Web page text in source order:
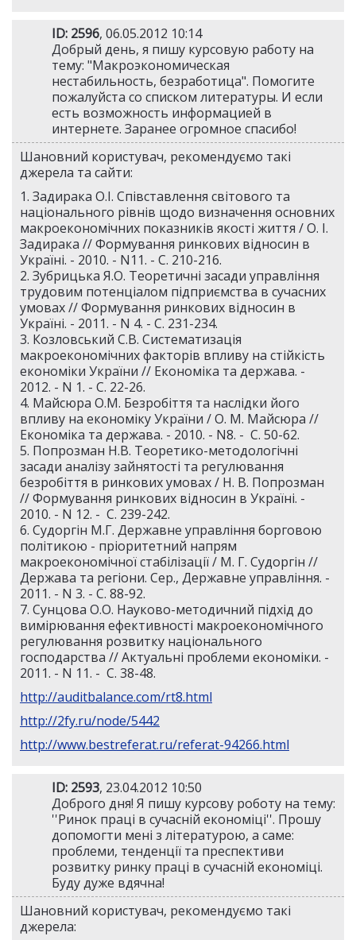
ID: 2596, 06.05.2012 10:14
Добрый день, я пишу курсовую работу на
тему: "Макроэкономическая
нестабильность, безработица". Помогите
пожалуйста со списком литературы. И если
есть возможность информацией в
интернете. Заранее огромное спасибо!
Шановний користувач, рекомендуємо такі
джерела та сайти:
1. Задирака О.І. Співставлення світового та
національного рівнів щодо визначення основних
макроекономічних показників якості життя / О. І.
Задирака // Формування ринкових відносин в
Україні. - 2010. - N11. - С. 210-216.
2. Зубрицька Я.О. Теоретичні засади управління
трудовим потенціалом підприємства в сучасних
умовах // Формування ринкових відносин в
Україні. - 2011. - N 4. - С. 231-234.
3. Козловський С.В. Систематизація
макроекономічних факторів впливу на стійкість
економіки України // Економіка та держава. -
2012. - N 1. - С. 22-26.
4. Майсюра О.М. Безробіття та наслідки його
впливу на економіку України / О. М. Майсюра //
Економіка та держава. - 2010. - N8. - С. 50-62.
5. Попрозман Н.В. Теоретико-методологічні
засади аналізу зайнятості та регулювання
безробіття в ринкових умовах / Н. В. Попрозман
// Формування ринкових відносин в Україні. -
2010. - N 12. - С. 239-242.
6. Судоргін М.Г. Державне управління борговою
політикою - пріоритетний напрям
макроекономічної стабілізації / М. Г. Судоргін //
Держава та регіони. Сер., Державне управління. -
2011. - N 3. - С. 88-92.
7. Сунцова О.О. Науково-методичний підхід до
вимірювання ефективності макроекономічного
регулювання розвитку національного
господарства // Актуальні проблеми економіки. -
2011. - N 11. - С. 38-48.
http://auditbalance.com/rt8.html
http://2fy.ru/node/5442
http://www.bestreferat.ru/referat-94266.html
ID: 2593, 23.04.2012 10:50
Доброго дня! Я пишу курсову роботу на тему:
''Ринок праці в сучасній економіці''. Прошу
допомогти мені з літературою, а саме:
проблеми, тенденції та преспективи
розвитку ринку праці в сучасній економіці.
Буду дуже вдячна!
Шановний користувач, рекомендуємо такі
джерела: